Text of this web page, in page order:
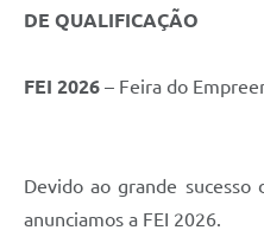
DE QUALIFICAÇÃO
FEI 2026 – Feira do
Devido ao grande sucesso
anunciamos a FEI 2026.